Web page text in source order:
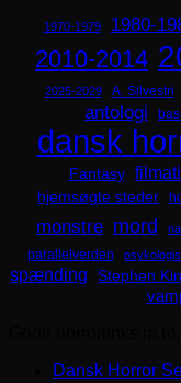
1970-1979 1980-
2010-2014
2025-2029 A. Silvestri
antologi
dansk
Fantasy
hjemsøgte steder
monstre mord
parallelverden
spænding Stephen
Dansk Horror